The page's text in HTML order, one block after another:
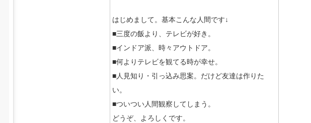
はじめまして。基本こんな人間です↓
■三度の飯より、テレビが好き。
■インドア派、時々アウトドア。
■何よりテレビを観てる時が幸せ。
■人見知り・引っ込み思案。だけど友達は作りた
い。
■ついつい人間観察してしまう。
どうぞ、よろしくです。